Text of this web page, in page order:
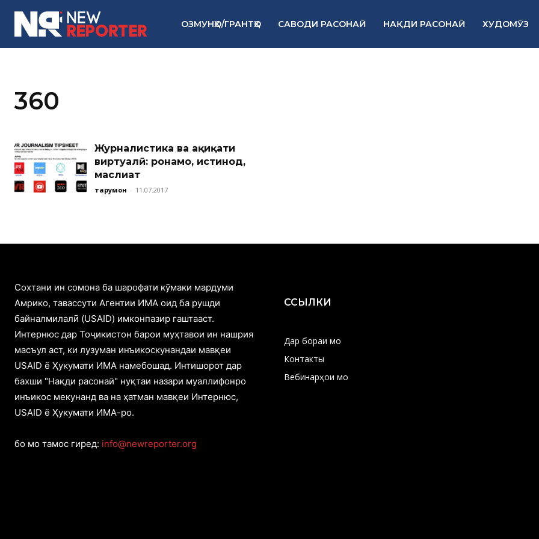
ОЗМУНҲО/ГРАНТҲО САВОДИ РАСОНАӢ НАҚДИ РАСОНАӢ ХУДОМӮЗ
360
Журналистика ва ҳақиқати
виртуалӣ: роҳнамо, истинод,
маслиҳат
тарҷумон - 11.07.2017
Cохтани ин сомона ба шарофати кӯмаки мардуми
Амрико, тавассути Агентии ИМА оид ба рушди
байналмилалӣ (USAID) имконпазир гаштааст.
Интернюс дар Тоҷикистон барои муҳтавои ин нашрия
масъул аст, ки лузуман инъикоскунандаи мавқеи
USAID ё Ҳукумати ИМА намебошад. Интишорот дар
бахши "Нақди расонаӣ" нуқтаи назари муаллифонро
инъикос мекунанд ва на ҳатман мавқеи Интернюс,
USAID ё Ҳукумати ИМА-ро.
бо мо тамос гиред: info@newreporter.org
ССЫЛКИ
Дар бораи мо
Контакты
Вебинарҳои мо